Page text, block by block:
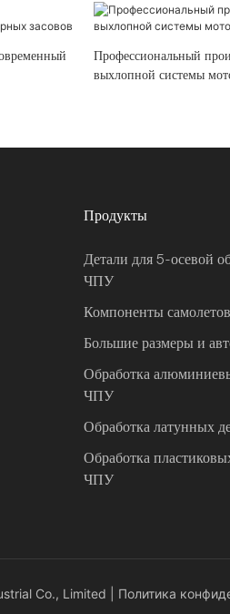
Профессиональный
выхлопной системы
Продукты
Детали для 5-осевой
ЧПУ
Компоненты самолетов
Большие размеры и
Обработка
ЧПУ
Обработка латунных
Обработка
ЧПУ
Co., Limited | Политика